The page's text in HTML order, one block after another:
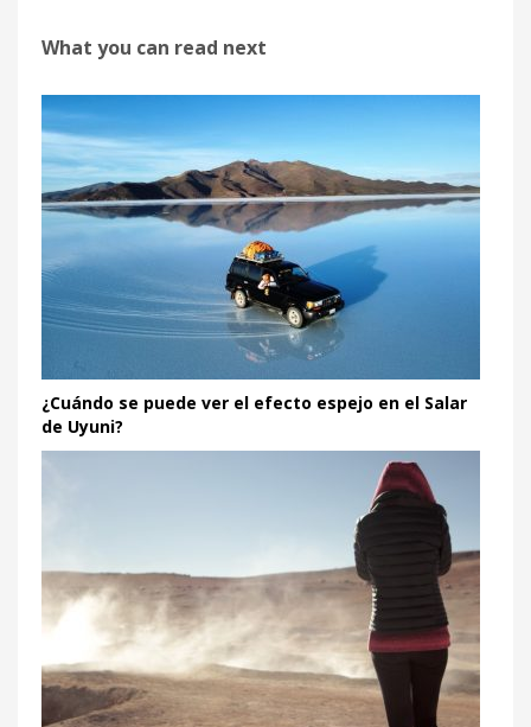
What you can read next
¿Cuándo se puede ver el efecto espejo en el Salar
de Uyuni?